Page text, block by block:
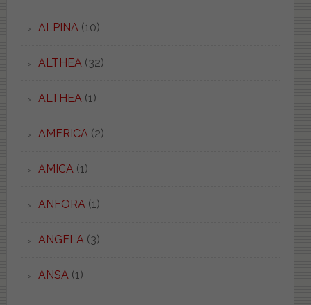
ALPINA(10)
ALTHEA(32)
ALTHEA(1)
AMERICA(2)
AMICA(1)
ANFORA(1)
ANGELA(3)
ANSA(1)